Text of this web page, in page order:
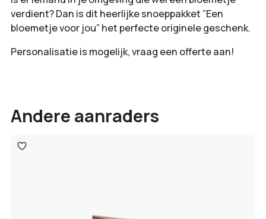
verdient? Dan is dit heerlijke snoeppakket ”Een
bloemetje voor jou” het perfecte originele geschenk.
Personalisatie is mogelijk, vraag een offerte aan!
Andere aanraders
Toevoegen
aan